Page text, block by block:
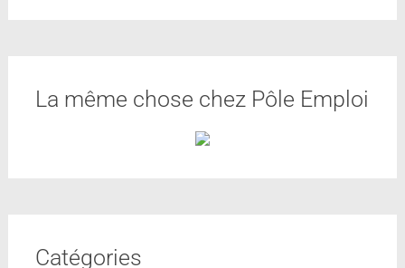
La même chose chez Pôle Emploi
Catégories